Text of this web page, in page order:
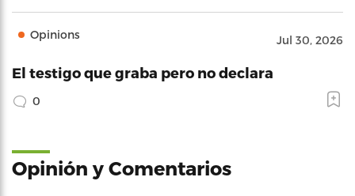
Opinions Jul 30, 2026
El testigo que graba pero no declara
0
Opinión y Comentarios